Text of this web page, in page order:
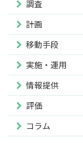
調査
計画
移動手段
実施・運用
情報提供
評価
コラム